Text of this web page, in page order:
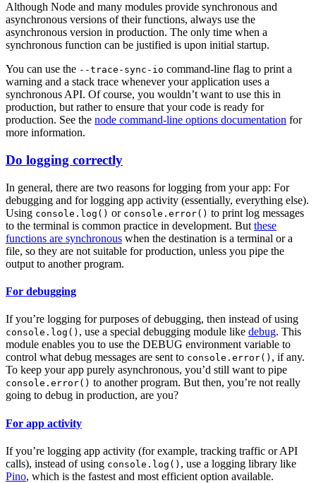
Although Node and many modules provide synchronous and
asynchronous versions of their functions, always use the
asynchronous version in production. The only time when a
synchronous function can be justified is upon initial startup.
You can use the --trace-sync-io command-line flag to print a
warning and a stack trace whenever your application uses a
synchronous API. Of course, you wouldn’t want to use this in
production, but rather to ensure that your code is ready for
production. See the node command-line options documentation for
more information.
Do logging correctly
In general, there are two reasons for logging from your app: For
debugging and for logging app activity (essentially, everything else).
Using console.log() or console.error() to print log messages
to the terminal is common practice in development. But these
functions are synchronous when the destination is a terminal or a
file, so they are not suitable for production, unless you pipe the
output to another program.
For debugging
If you’re logging for purposes of debugging, then instead of using
console.log() , use a special debugging module like debug. This
module enables you to use the DEBUG environment variable to
control what debug messages are sent to console.error() , if any.
To keep your app purely asynchronous, you’d still want to pipe
console.error() to another program. But then, you’re not really
going to debug in production, are you?
For app activity
If you’re logging app activity (for example, tracking traffic or API
calls), instead of using console.log() , use a logging library like
Pino, which is the fastest and most efficient option available.